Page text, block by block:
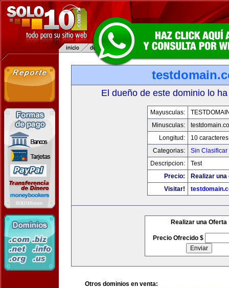
El dueño de este dominio lo
Mayusculas:
Minusculas:
Longitud:
10 caracteres
Categorias:
Sin Clasificar
Descripcion:
Test
Precio:
Realizar
Visitar!
Realizar una Oferta
Precio Ofrecido $
Otros dominios en venta: